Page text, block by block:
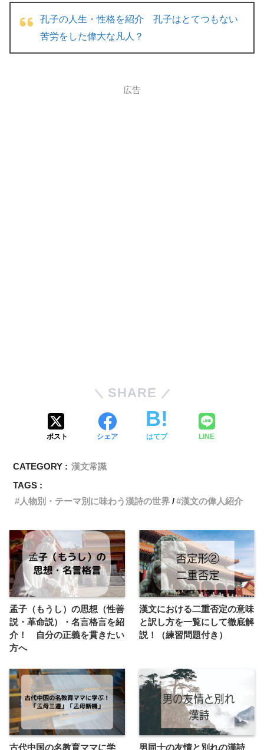
孔子の人生・性格を紹介 孔子はとてつもない
苦労をした偉大な凡人？
広告
SHARE
ポスト シェア はてブ LINE
CATEGORY : 漢文常識
TAGS :
人物別・テーマ別に味わう漢詩の世界
漢文の偉人紹介
孟子（もうし）の思想（性善
説・革命説）・名言格言を紹
介！ 自分の正義を貫きたい
方へ
漢文における二重否定の意味
と訳し方を一覧にして徹底解
説！（練習問題付き）
古代中国の名教育ママに学
男同士の友情と別れの漢詩